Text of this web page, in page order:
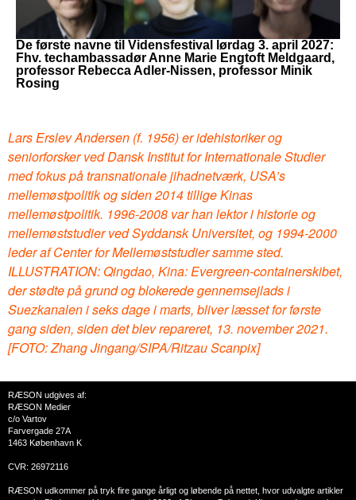
De første navne til Vidensfestival lørdag 3. april 2027:
Fhv. techambassadør Anne Marie Engtoft Meldgaard,
professor Rebecca Adler-Nissen, professor Minik
Rosing
Lars Erslev Andersen (f. 1956) er idehistoriker og
seniorforsker ved Dansk Institut for Internationale Studier
med fokus på transnationale jihadnetværk, USA’s
mellemøstpolitik og siden 2014 tillige Kinas
mellemøstpolitik. 1996-2008 var han lektor i historie og
mellemøststudier ved Syddansk Universitet, og 1994-2000
leder af Center for Mellemøststudier samme sted.
ILLUSTRATION: Qingdao, Kina: Evergreen-containerskibet,
der stødte på grund og blokerede gennemsejlads i
Suezkanalen i seks dage i marts, bliver læsset for første
gang siden, siden det blev repareret, 13. november 2021.
[FOTO: Zhang Jingang/SIPA/Ritzau Scanpix]
RÆSON udgives af:
RÆSON Medier
c/o Vartov
Farvergade 27A
1463 København K
CVR: 26972116
RÆSON udkommer på tryk fire gange årligt og løbende på nettet, hvor udvalgte artikler